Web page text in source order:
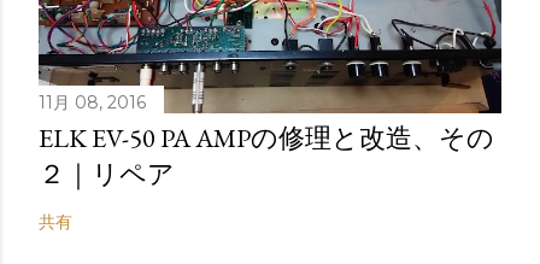
11月 08, 2016
ELK EV-50 PA AMPの修理と改造、その
２｜リペア
共有